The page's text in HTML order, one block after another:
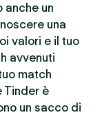
anche un
una
valori e il tuo
avvenuti
match
Tinder è
un sacco di